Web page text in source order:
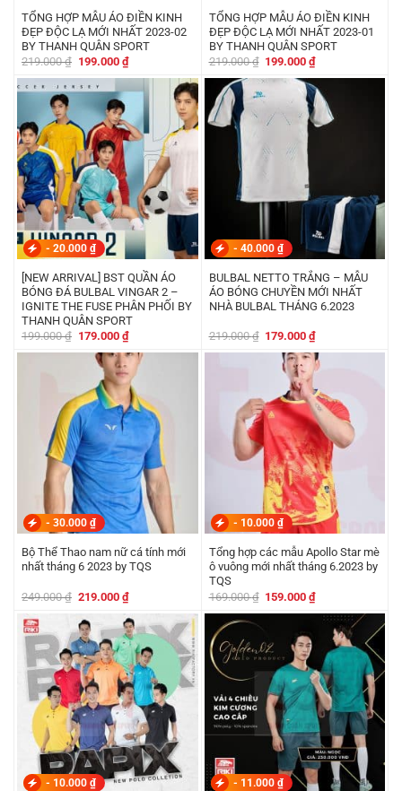
TỔNG HỢP MẪU ÁO ĐIỀN KINH
ĐẸP ĐỘC LẠ MỚI NHẤT 2023-02
BY THANH QUÂN SPORT
219.000₫ Giá
là:
219.000 ₫.
199.000 ₫Giá
hiện
tại
là:
199.000 ₫.
TỔNG HỢP MẪU ÁO ĐIỀN KINH
ĐẸP ĐỘC LẠ MỚI NHẤT 2023-01
BY THANH QUÂN SPORT
219.000₫ Giá
là:
219.000 ₫.
199.000₫Giá
tại
là:
199.000 ₫.
- 20.000 ₫
[NEW ARRIVAL] BST QUẦN ÁO
BÓNG ĐÁ BULBAL VINGAR 2 –
IGNITE THE FUSE PHÂN PHỐI BY
THANH QUÂN SPORT
199.000₫ Giá
là:
199.000 ₫.
179.000 ₫Giá
hiện
tại
là:
179.000 ₫.
- 40.000 ₫
BULBAL NETTO TRẮNG – MẪU
ÁO BÓNG CHUYỀN MỚI NHẤT
NHÀ BULBAL THÁNG 6.2023
219.000₫ Giá
là:
219.000 ₫.
179.000₫Giá
tại
là:
- 30.000 ₫
Bộ Thể Thao nam nữ cá tính mới
nhất tháng 6 2023 by TQS
249.000₫ Giá
là:
249.000 ₫.
219.000 ₫Giá
hiện
tại
là:
219.000 ₫.
- 10.000 ₫
Tổng hợp các mẫu Apollo Star mè
ô vuông mới nhất tháng 6.2023 by
TQS
169.000₫ Giá
là:
159.000₫Giá
tại
159.000 ₫.
- 10.000 ₫ - 11.000 ₫